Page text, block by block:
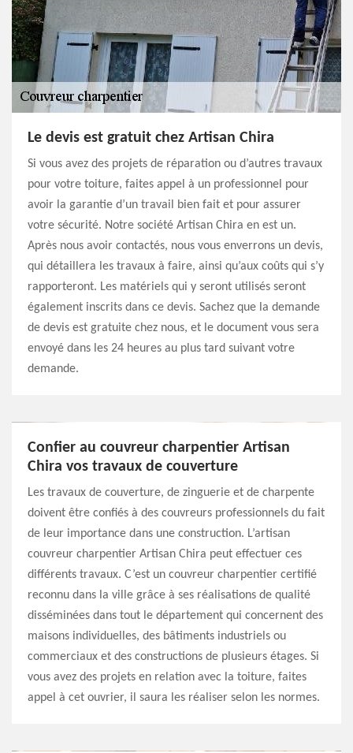
Le devis est gratuit chez Artisan Chira
Si vous avez des projets de réparation ou d’autres travaux
pour votre toiture, faites appel à un professionnel pour
avoir la garantie d’un travail bien fait et pour assurer
votre sécurité. Notre société Artisan Chira en est un.
Après nous avoir contactés, nous vous enverrons un devis,
qui détaillera les travaux à faire, ainsi qu’aux coûts qui s’y
rapporteront. Les matériels qui y seront utilisés seront
également inscrits dans ce devis. Sachez que la demande
de devis est gratuite chez nous, et le document vous sera
envoyé dans les 24 heures au plus tard suivant votre
demande.
Confier au couvreur charpentier Artisan
Chira vos travaux de couverture
Les travaux de couverture, de zinguerie et de charpente
doivent être confiés à des couvreurs professionnels du fait
de leur importance dans une construction. L’artisan
couvreur charpentier Artisan Chira peut effectuer ces
différents travaux. C’est un couvreur charpentier certifié
reconnu dans la ville grâce à ses réalisations de qualité
disséminées dans tout le département qui concernent des
maisons individuelles, des bâtiments industriels ou
commerciaux et des constructions de plusieurs étages. Si
vous avez des projets en relation avec la toiture, faites
appel à cet ouvrier, il saura les réaliser selon les normes.